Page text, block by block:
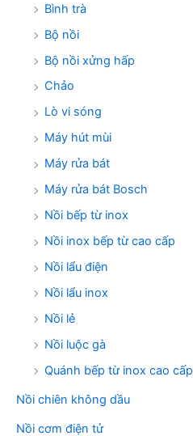
Bình trà
Bộ nồi
Bộ nồi xửng hấp
Chảo
Lò vi sóng
Máy hút mùi
Máy rửa bát
Máy rửa bát Bosch
Nồi bếp từ inox
Nồi inox bếp từ cao cấp
Nồi lẩu điện
Nồi lẩu inox
Nồi lẻ
Nồi luộc gà
Quánh bếp từ inox cao cấp
Nồi chiên không dầu
Nồi cơm điện tử